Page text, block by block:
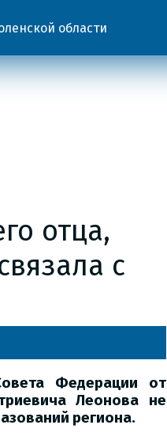
области
отца,
с
Федерации от
Леонова не
региона.